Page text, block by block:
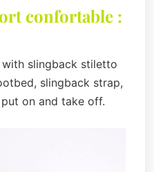
confortable :
with slingback stiletto
slingback strap,
on and take off.